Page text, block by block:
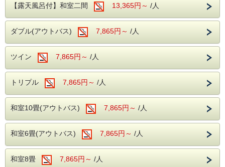
大人からお子様で楽しめる、和洋中のバイキングをレストラ
ンにてお楽しみいただけます。
ソフトドリンク・アルコールが飲み放題！
夕食時間は宿泊日の前日に確定致しますのでお電話にてご確
認下さい。
※開始時間より90分間です。
和洋バイキング、ソフトドリンクもサービス
----館内施設----
・カラオケルーム（当日予約制・無料）
・伊豆高原グランイルミ
全国でも高い人気を誇る体験型イルミネーション。
幻想的な光の世界が広がり、昼とは違った伊豆の魅力をお楽
しみいただけます。
アクセス：ホテルから車で約25分
・伊豆シャボテン動物公園
カピバラやリスザルなどの動物たちと間近で触れ合える人気
スポット。
世界各地のサボテンや多肉植物も見どころです。
・道の駅 伊東マリンタウン
お土産選びや食べ歩きはもちろん、遊覧船や足湯、海を眺め
ながら散策も楽しめる人気の道の駅。
旅の休憩にもぴったりです。
アクセス：ホテルから車で約5分
観光・温泉・お食事を満喫しながら、夏の伊東旅行をお楽し
みください。
【露天風呂付】和室二間 13,365円～ /人
ダブル(アウトバス) 7,865円～ /人
ツイン 7,865円～ /人
トリプル 7,865円～ /人
和室10畳(アウトバス) 7,865円～ /人
和室6畳(アウトバス) 7,865円～ /人
和室8畳 7,865円～ /人